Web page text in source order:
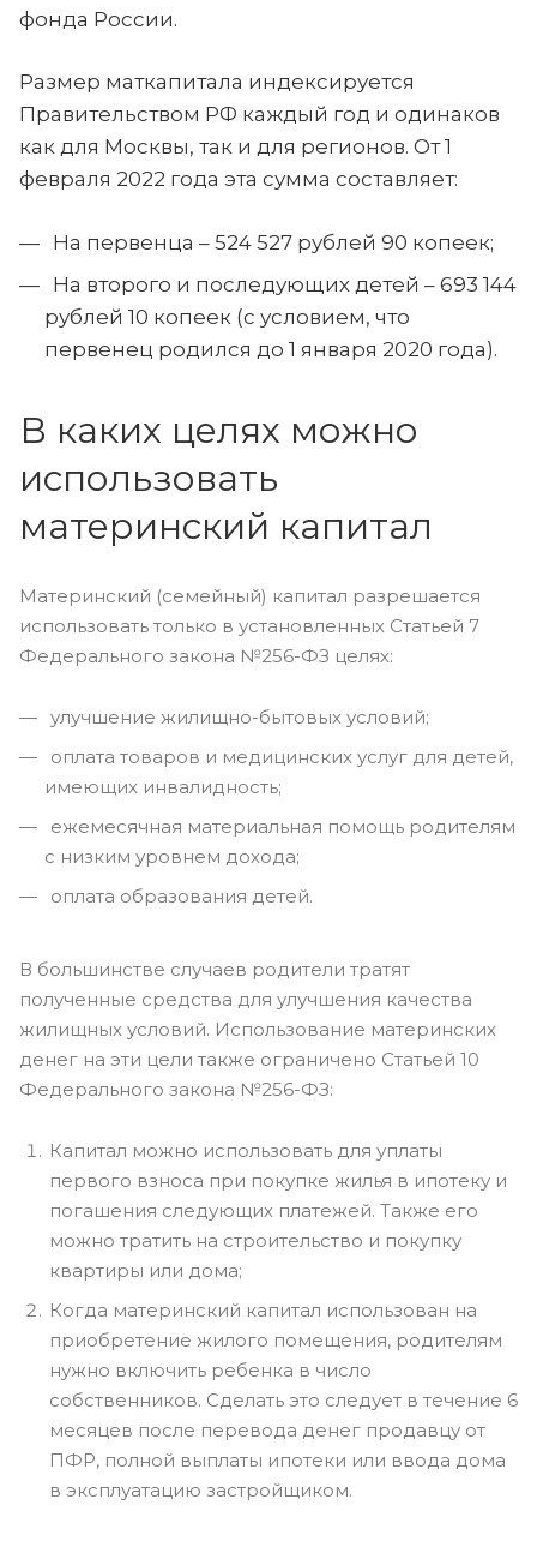
фонда России.
Размер маткапитала индексируется
Правительством РФ каждый год и одинаков
как для Москвы, так и для регионов. От 1
февраля 2022 года эта сумма составляет:
На первенца – 524 527 рублей 90 копеек;
На второго и последующих детей – 693 144
рублей 10 копеек (с условием, что
первенец родился до 1 января 2020 года).
В каких целях можно
использовать
материнский капитал
Материнский (семейный) капитал разрешается
использовать только в установленных Статьей 7
Федерального закона №256-ФЗ целях:
улучшение жилищно-бытовых условий;
оплата товаров и медицинских услуг для детей,
имеющих инвалидность;
ежемесячная материальная помощь родителям
с низким уровнем дохода;
оплата образования детей.
В большинстве случаев родители тратят
полученные средства для улучшения качества
жилищных условий. Использование материнских
денег на эти цели также ограничено Статьей 10
Федерального закона №256-ФЗ:
Капитал можно использовать для уплаты
первого взноса при покупке жилья в ипотеку и
погашения следующих платежей. Также его
можно тратить на строительство и покупку
квартиры или дома;
Когда материнский капитал использован на
приобретение жилого помещения, родителям
нужно включить ребенка в число
собственников. Сделать это следует в течение 6
месяцев после перевода денег продавцу от
ПФР, полной выплаты ипотеки или ввода дома
в эксплуатацию застройщиком.